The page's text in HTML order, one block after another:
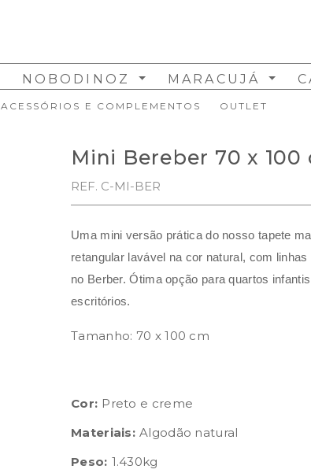
NOBODINOZ MARACUJÁ
ACESSÓRIOS E COMPLEMENTOS OUTLET
Mini Bereber 70 x 100
REF. C-MI-BER
Uma mini versão prática do nosso tapete
retangular lavável na cor natural, com
no Berber. Ótima opção para quartos
escritórios.
Tamanho: 70 x 100 cm
Cor: Preto e creme
Materiais: Algodão natural
Peso: 1.430kg